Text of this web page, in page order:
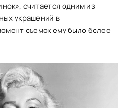
считается одним из
украшений в
съемок ему было более